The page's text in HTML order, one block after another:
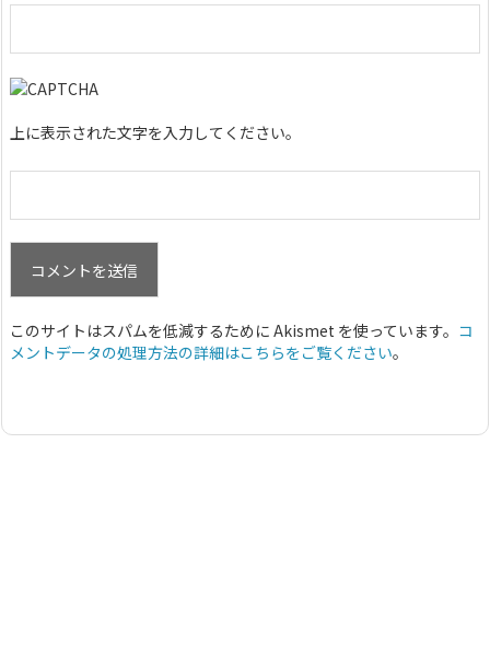
上に表示された文字を入力してください。
このサイトはスパムを低減するために Akismet を使っています。 コ
メントデータの処理方法の詳細はこちらをご覧ください。